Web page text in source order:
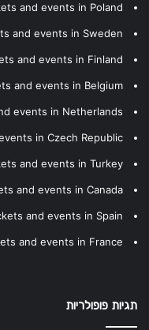
and events in Poland
and events in Sweden
and events in Finland
and events in Belgium
events in Netherlands
in Czech Republic
and events in Turkey
and events in Canada
and events in Spain
and events in France
תגיות פופולריות